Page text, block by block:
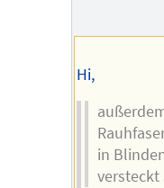
Hi,
in
versteckt